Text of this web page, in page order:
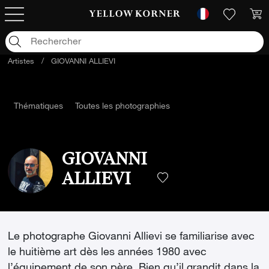
Artistes / GIOVANNI ALLIEVI
Thématiques Toutes les photographies
GIOVANNI
ALLIEVI
Le photographe Giovanni Allievi se familiarise avec
le huitième art dès les années 1980 avec